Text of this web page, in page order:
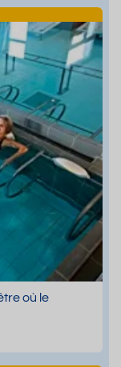
où le